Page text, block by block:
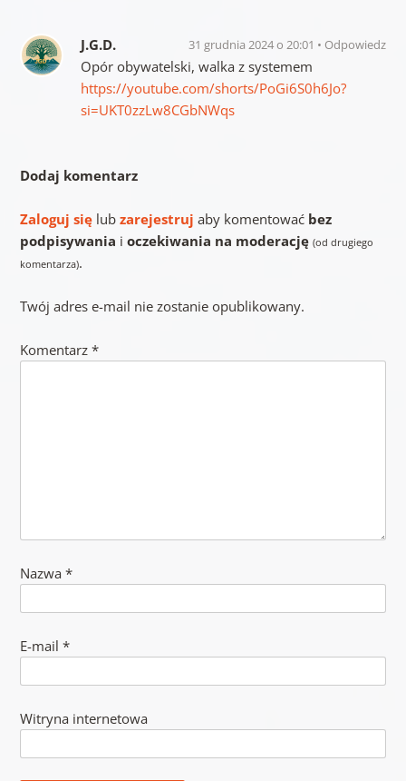
J.G.D. 31 grudnia 2024 o 20:01 Odpowiedz
Opór obywatelski, walka z systemem
https://youtube.com/shorts/PoGi6S0h6Jo?
si=UKT0zzLw8CGbNWqs
Dodaj komentarz
Zaloguj sięlub zarejestruj aby komentować bez
podpisywania i oczekiwania na moderację (od drugiego
komentarza).
Twój adres e-mail nie zostanie opublikowany.
Komentarz *
Nazwa *
E-mail *
Witryna internetowa